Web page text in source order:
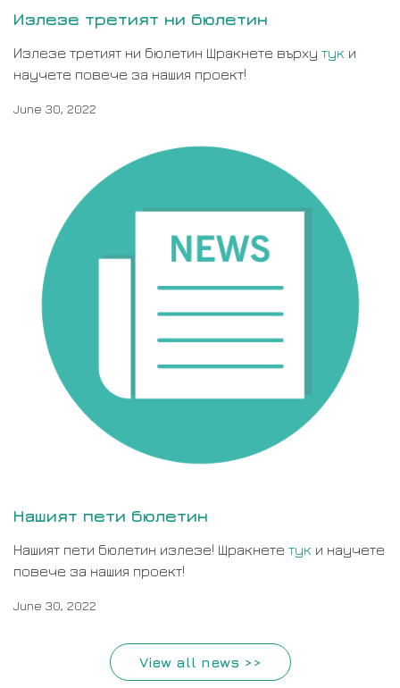
Излезе третият ни бюлетин
Излезе третият ни бюлетин Щракнете върху тук и
научете повече за нашия проект!
June 30, 2022
Нашият пети бюлетин
Нашият пети бюлетин излезе! Щракнете тук и научете
повече за нашия проект!
June 30, 2022
View all news >>